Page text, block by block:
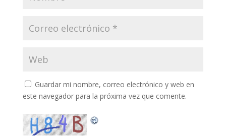
Guardar mi nombre, correo electrónico y web en
este navegador para la próxima vez que comente.